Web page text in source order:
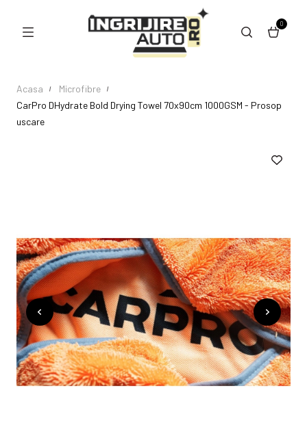
0
Acasa
Microfibre
CarPro DHydrate Bold Drying Towel 70x90cm 1000GSM - Prosop
uscare